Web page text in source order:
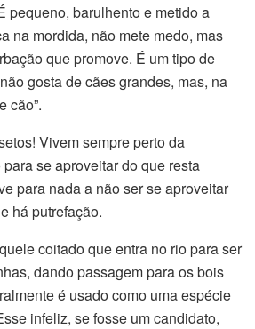
pequeno, barulhento e metido a
na mordida, não mete medo, mas
que promove. É um tipo de
gosta de cães grandes, mas, na
cão”.
Vivem sempre perto da
se aproveitar do que resta
para nada a não ser se aproveitar
há putrefação.
coitado que entra no rio para ser
dando passagem para os bois
é usado como uma espécie
infeliz, se fosse um candidato,